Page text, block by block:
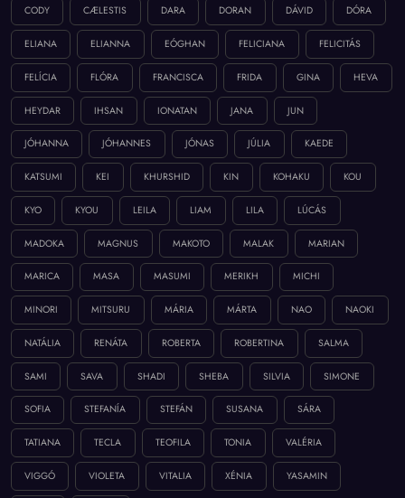
CODY CÆLESTIS DARA DORAN DÁVID DÓRA
ELIANA ELIANNA EÓGHAN FELICIANA FELICITÁS
FELÍCIA FLÓRA FRANCISCA FRIDA GINA HEVA
HEYDAR IHSAN IONATAN JANA JUN
JÓHANNA JÓHANNES JÓNAS JÚLIA KAEDE
KATSUMI KEI KHURSHID KIN KOHAKU KOU
KYO KYOU LEILA LIAM LILA LÚCÁS
MADOKA MAGNUS MAKOTO MALAK MARIAN
MARICA MASA MASUMI MERIKH MICHI
MINORI MITSURU MÁRIA MÁRTA NAO NAOKI
NATÁLIA RENÁTA ROBERTA ROBERTINA SALMA
SAMI SAVA SHADI SHEBA SILVIA SIMONE
SOFIA STEFANÍA STEFÁN SUSANA SÁRA
TATIANA TECLA TEOFILA TONIA VALÉRIA
VIGGÓ VIOLETA VITALIA XÉNIA YASAMIN